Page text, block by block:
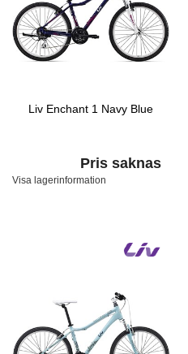
Liv Enchant 1 Navy Blue
Pris saknas
Visa lagerinformation